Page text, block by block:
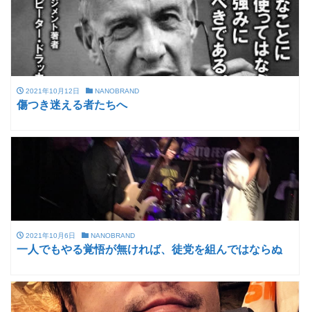
2021年10月12日 NANOBRAND
傷つき迷える者たちへ
2021年10月6日 NANOBRAND
一人でもやる覚悟が無ければ、徒党を組んではならぬ